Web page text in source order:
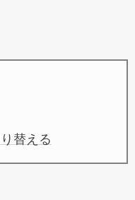
替える